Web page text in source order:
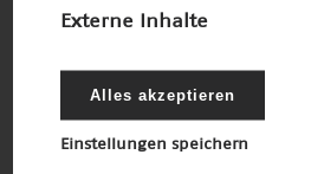
Externe Inhalte
Alles akzeptieren
Einstellungen speichern